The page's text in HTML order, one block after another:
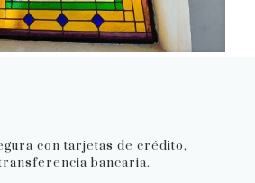
con tarjetas de crédito,
bancaria.